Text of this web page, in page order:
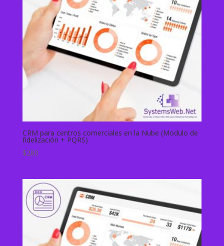
CRM para centros comerciales en la Nube (Modulo de
fidelización + PQRS)
$280